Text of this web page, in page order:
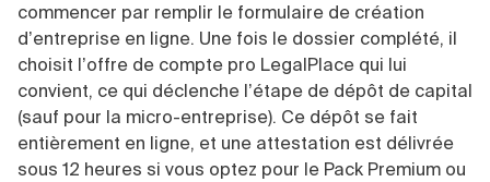
commencer par remplir le formulaire de création
d’entreprise en ligne. Une fois le dossier complété, il
choisit l’offre de compte pro LegalPlace qui lui
convient, ce qui déclenche l’étape de dépôt de capital
(sauf pour la micro-entreprise). Ce dépôt se fait
entièrement en ligne, et une attestation est délivrée
sous 12 heures si vous optez pour le Pack Premium ou